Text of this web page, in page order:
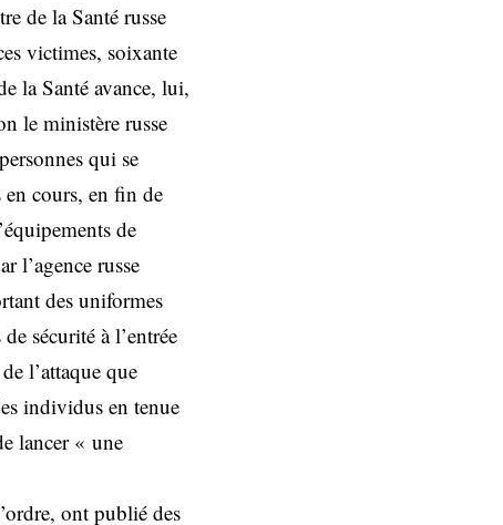
de la Santé russe
victimes, soixante
la Santé avance, lui,
le ministère russe
qui se
cours, en fin de
de
l’agence russe
des uniformes
sécurité à l’entrée
l’attaque que
individus en tenue
lancer « une
ont publié des